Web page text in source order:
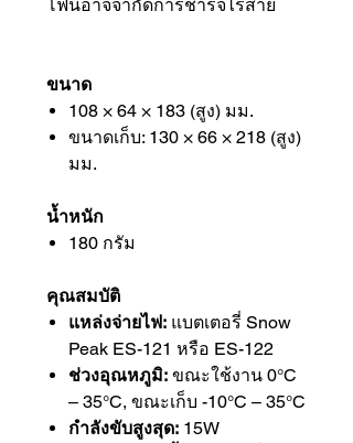
โฟนอาจจำกัดการชาร์จไร้สาย
ขนาด
108 × 64 × 183 (สูง) มม.
ขนาดเก็บ: 130 × 66 × 218 (สูง)
มม.
น้ำหนัก
180 กรัม
คุณสมบัติ
แหล่งจ่ายไฟ: แบตเตอรี่ Snow
Peak ES-121 หรือ ES-122
ช่วงอุณหภูมิ: ขณะใช้งาน 0°C
– 35°C, ขณะเก็บ -10°C – 35°C
กำลังขับสูงสุด: 15W